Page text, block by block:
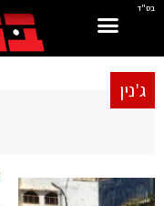
בס"ד
ג'נין